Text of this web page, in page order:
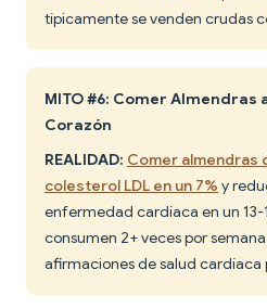
típicamente se venden crudas
MITO #6: Comer Almendras
Corazón
REALIDAD: Comer almendras
colesterol LDL en un 7% y
enfermedad cardíaca en un 13-
consumen 2+ veces por
afirmaciones de salud cardíaca